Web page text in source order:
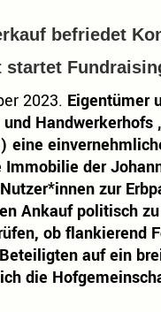
befriedet
startet
2023. Eigentümer
eine
Immobilie der
zur
Ankauf politisch
ob flankierend
auf ein
die